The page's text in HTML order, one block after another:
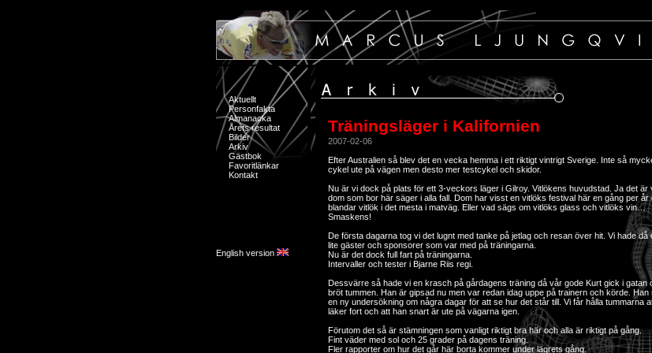
Aktuellt
Personfakta
Almanacka
Årets resultat
Bilder
Arkiv
Gästbok
Favoritlänkar
Kontakt
English version
Träningsläger i Kalifornien
2007-02-06
Efter Australien så blev det en vecka hemma i ett riktigt vintrigt Sverige. Inte så
cykel ute på vägen men desto mer testcykel och skidor.
Nu är vi dock på plats för ett 3-veckors läger i Gilroy. Vitlökens huvudstad. Ja det är
dom som bor här säger i alla fall. Dom har visst en vitlöks festival här en gång per år
blandar vitlök i det mesta i matväg. Eller vad sägs om vitlöks glass och vitlöks vin…
Smaskens!
De första dagarna tog vi det lugnt med tanke på jetlag och resan över hit. Vi hade då
lite gäster och sponsorer som var med på träningarna.
Nu är det dock full fart på träningarna.
Intervaller och tester i Bjarne Riis regi.
Dessvärre så hade vi en krasch på gårdagens träning då vår gode Kurt gick i gatan
bröt tummen. Han är gipsad nu men var redan idag uppe på trainern och körde. Han
en ny undersökning om några dagar för att se hur det står till. Vi får hålla tummarna
läker fort och att han snart är ute på vägarna igen.
Förutom det så är stämningen som vanligt riktigt bra här och alla är riktigt på gång.
Fint väder med sol och 25 grader på dagens träning.
Fler rapporter om hur det går här borta kommer under lägrets gång.